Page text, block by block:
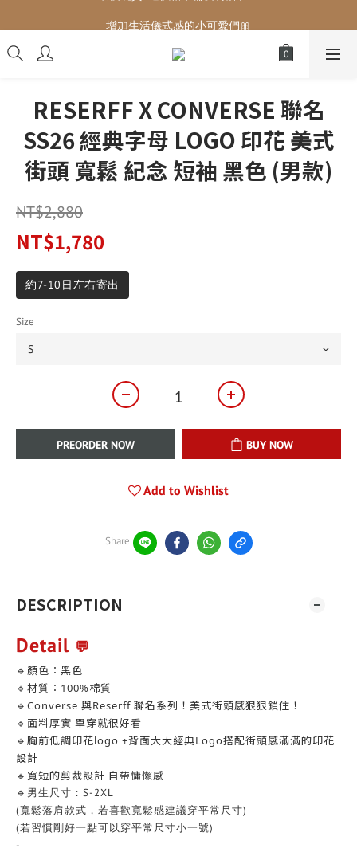
RESERFF X CONVERSE 聯名
SS26 經典字母 LOGO 印花 美式
街頭 寬鬆 紀念 短袖 黑色 (男款)
NT$2,880
NT$1,780
約7-10日左右寄出
Size
PREORDER NOW BUY NOW
Add to Wishlist
Share
DESCRIPTION
Detail 💬
🔹顏色：黑色
🔹材質：100%棉質
🔹Converse 與Reserff 聯名系列！美式街頭感狠狠鎖住！
🔹面料厚實 單穿就很好看
🔹胸前低調印花logo +背面大大經典Logo搭配街頭感滿滿的印花
設計
🔹寬短的剪裁設計 自帶慵懶感
🔹男生尺寸：S-2XL
(寬鬆落肩款式，若喜歡寬鬆感建議穿平常尺寸)
(若習慣剛好一點可以穿平常尺寸小一號)
-